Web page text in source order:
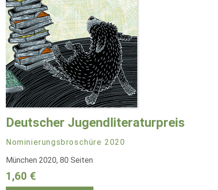
Deutscher Jugendliteraturpreis
Nominierungsbroschüre 2020
München 2020, 80 Seiten
1,60 €